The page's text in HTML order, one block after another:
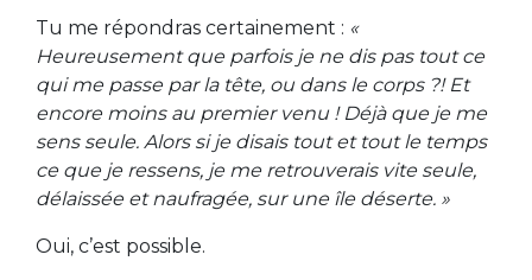
Tu me répondras certainement : «
Heureusement que parfois je ne dis pas tout ce
qui me passe par la tête, ou dans le corps ?! Et
encore moins au premier venu ! Déjà que je me
sens seule. Alors si je disais tout et tout le temps
ce que je ressens, je me retrouverais vite seule,
délaissée et naufragée, sur une île déserte. »
Oui, c’est possible.